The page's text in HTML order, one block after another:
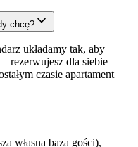
chcę?
układamy tak, aby
rezerwujesz dla siebie
czasie apartament
własna baza gości),